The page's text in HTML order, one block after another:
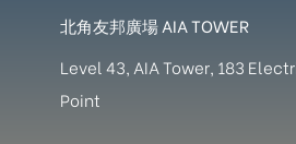
北角友邦廣場 AIA TOWER
Level 43, AIA Tower, 183
Point